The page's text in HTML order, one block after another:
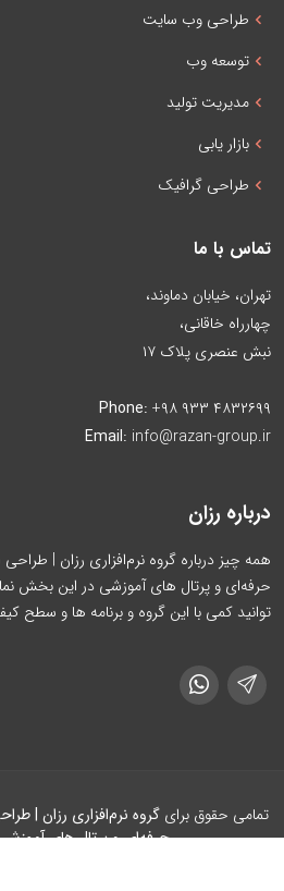
طراحی وب سایت
توسعه وب
مدیریت تولید
بازار یابی
طراحی گرافیک
تماس با ما
تهران، خیابان دماوند،
چهارراه خاقانی،
نبش عنصری پلاک ۱۷
Phone: +۹۸ ۹۳۳ ۴۸۳۲۶۹۹
Email: info@razan-group.ir
درباره رزان
همه چیز درباره گروه نرم‌افزاری رزان |
حرفه‌ای و پرتال های آموزشی در این بخش
توانید کمی با این گروه و برنامه ها و سطح
تمامی حقوق برایگروه نرم‌افزاری رزان |
حرفه‌ای و پرتال های